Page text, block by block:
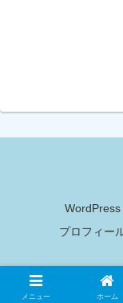
WordPress
プロフィー
Copyright © 2018-
メニュー ホーム